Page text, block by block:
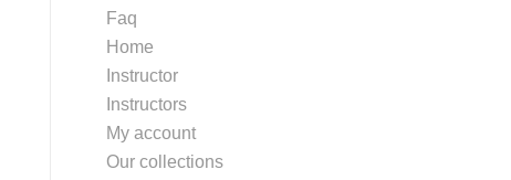
Faq
Home
Instructor
Instructors
My account
Our collections